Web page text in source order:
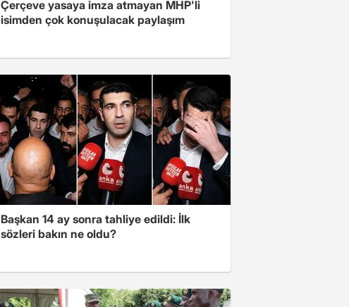
Çerçeve yasaya imza atmayan MHP'li
isimden çok konuşulacak paylaşım
Başkan 14 ay sonra tahliye edildi: İlk
sözleri bakın ne oldu?